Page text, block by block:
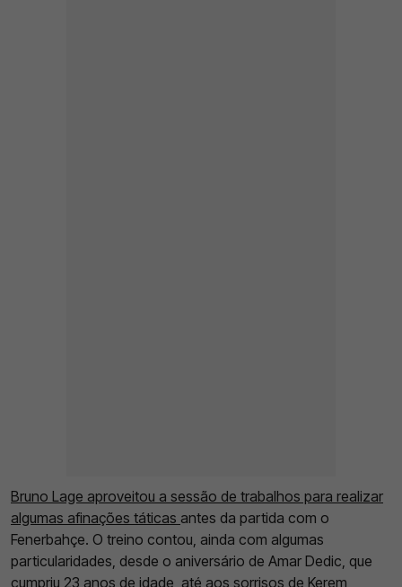
Bruno Lage aproveitou a sessão de trabalhos para realizar
algumas afinações táticas antes da partida com o
Fenerbahçe. O treino contou, ainda com algumas
particularidades, desde o aniversário de Amar Dedic, que
cumpriu 23 anos de idade, até aos sorrisos de Kerem